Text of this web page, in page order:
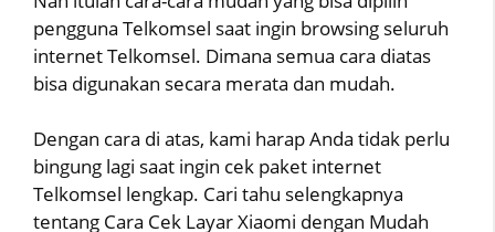
pengguna Telkomsel saat ingin browsing seluruh
internet Telkomsel. Dimana semua cara diatas
bisa digunakan secara merata dan mudah.
Dengan cara di atas, kami harap Anda tidak perlu
bingung lagi saat ingin cek paket internet
Telkomsel lengkap. Cari tahu selengkapnya
tentang Cara Cek Layar Xiaomi dengan Mudah